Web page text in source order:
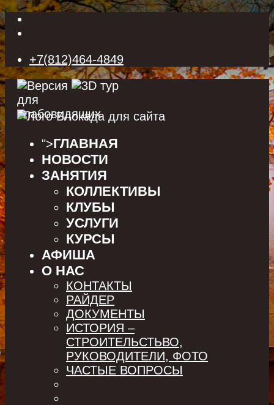
+7(812)464-4849
">ГЛАВНАЯ
НОВОСТИ
ЗАНЯТИЯ
КОЛЛЕКТИВЫ
КЛУБЫ
УСЛУГИ
КУРСЫ
АФИША
О НАС
КОНТАКТЫ
РАЙДЕР
ДОКУМЕНТЫ
ИСТОРИЯ –
СТРОИТЕЛЬСТЬВО,
РУКОВОДИТЕЛИ, ФОТО
ЧАСТЫЕ ВОПРОСЫ